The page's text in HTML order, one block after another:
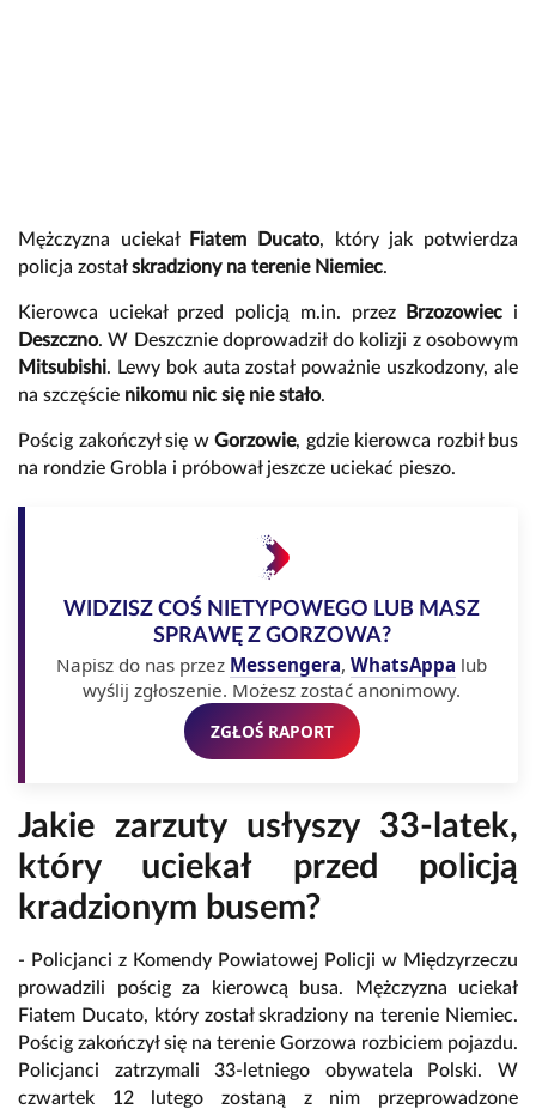
Mężczyzna uciekał Fiatem Ducato, który jak potwierdza
policja zostałskradziony na terenie Niemiec.
Kierowca uciekał przed policją m.in. przez Brzozowiec i
Deszczno. W Deszcznie doprowadził do kolizji z osobowym
Mitsubishi. Lewy bok auta został poważnie uszkodzony, ale
na szczęście nikomu nic się nie stało.
Pościg zakończył się w Gorzowie, gdzie kierowca rozbił bus
na rondzie Grobla i próbował jeszcze uciekać pieszo.
WIDZISZ COŚ NIETYPOWEGO LUB MASZ
SPRAWĘ Z GORZOWA?
Napisz do nas przez Messengera, WhatsAppa lub
wyślij zgłoszenie. Możesz zostać anonimowy.
ZGŁOŚ RAPORT
Jakie zarzuty usłyszy 33-latek,
który uciekał przed policją
kradzionym busem?
- Policjanci z Komendy Powiatowej Policji w Międzyrzeczu
prowadzili pościg za kierowcą busa. Mężczyzna uciekał
Fiatem Ducato, który został skradziony na terenie Niemiec.
Pościg zakończył się na terenie Gorzowa rozbiciem pojazdu.
Policjanci zatrzymali 33-letniego obywatela Polski. W
czwartek 12 lutego zostaną z nim przeprowadzone